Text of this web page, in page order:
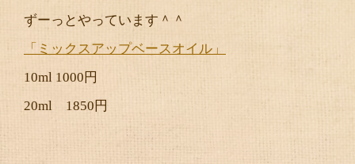
ずーっとやっています＾＾
「ミックスアップベースオイル」
10ml 1000円
20ml 1850円